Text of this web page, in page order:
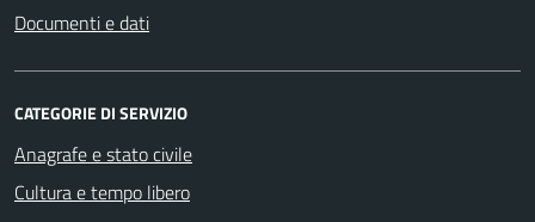
Documenti e dati
CATEGORIE DI SERVIZIO
Anagrafe e stato civile
Cultura e tempo libero